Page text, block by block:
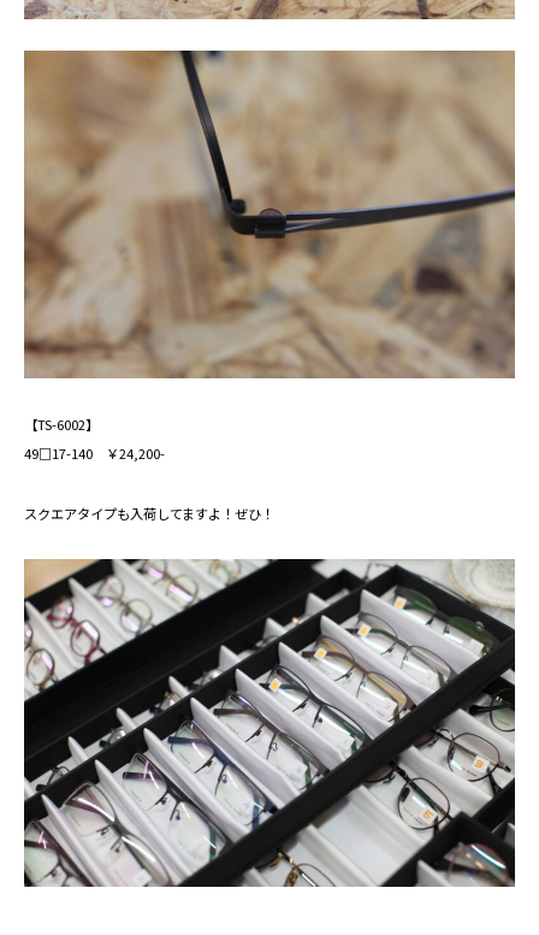
【TS-6002】
49□17-140 ￥24,200-
スクエアタイプも入荷してますよ！ぜひ！